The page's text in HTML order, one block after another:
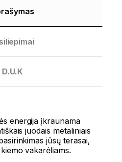
D.U.K
energija įkraunama
juodais metaliniais
jūsų terasai,
vakarėliams.